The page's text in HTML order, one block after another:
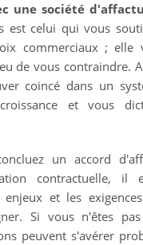
une société
est celui qui vous
commerciaux ; elle
de vous contraindre.
coincé dans un
et vous
un accord
contractuelle, il
et les
Si vous n'êtes
peuvent s'avérer